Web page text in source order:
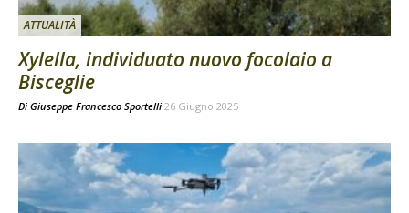
ATTUALITÀ
Xylella, individuato nuovo focolaio a
Bisceglie
Di Giuseppe Francesco Sportelli 26 Giugno 2025